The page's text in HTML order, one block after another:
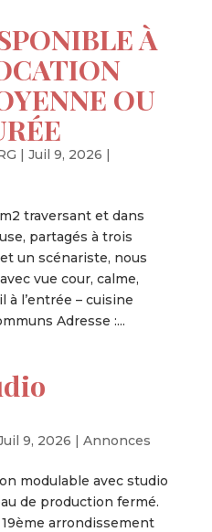
À
OU
| Juil 9, 2026 |
traversant et dans
partagés à trois
un scénariste, nous
vue cour, calme,
à l’entrée – cuisine
Adresse :...
9, 2026 | Annonces
modulable avec studio
de production fermé.
arrondissement